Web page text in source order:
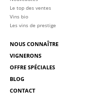
Le top des ventes
Vins bio
Les vins de prestige
NOUS CONNAÎTRE
VIGNERONS
OFFRE SPÉCIALES
BLOG
CONTACT